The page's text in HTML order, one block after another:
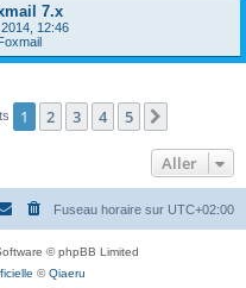
7.x
12:46
1 2 3 4 5
Aller
Fuseau horaire sur UTC+02:00
© phpBB Limited
©Qiaeru